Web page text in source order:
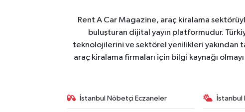
Rent A Car Magazine, araç kiralama
buluşturan dijital yayın platformudur.
teknolojilerini ve sektörel yenilikleri yakından
araç kiralama firmaları için bilgi kaynağı
İstanbul Nöbetçi Eczaneler İstanbul